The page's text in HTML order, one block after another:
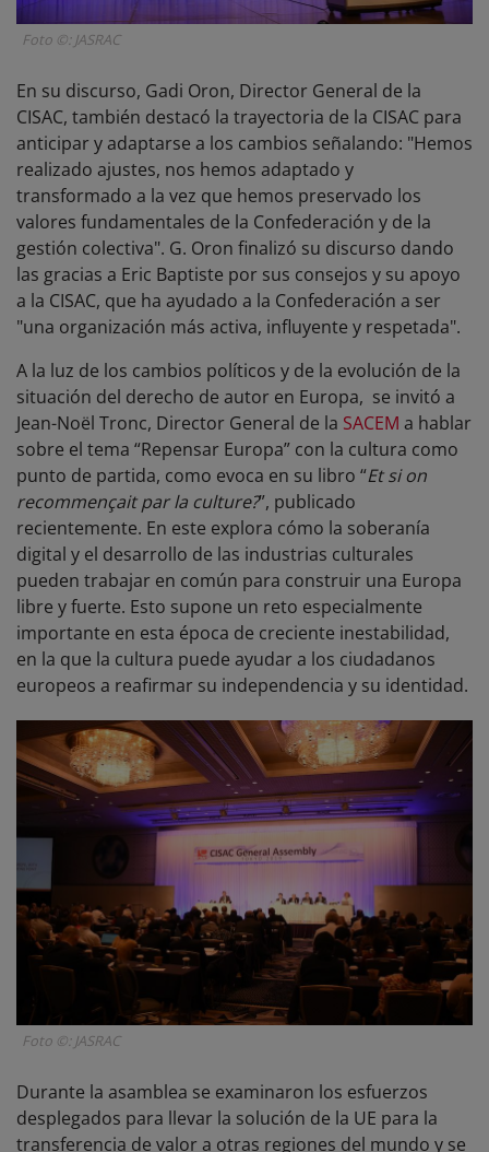
Foto ©: JASRAC
En su discurso, Gadi Oron, Director General de la
CISAC, también destacó la trayectoria de la CISAC para
anticipar y adaptarse a los cambios señalando: "Hemos
realizado ajustes, nos hemos adaptado y
transformado a la vez que hemos preservado los
valores fundamentales de la Confederación y de la
gestión colectiva". G. Oron finalizó su discurso dando
las gracias a Eric Baptiste por sus consejos y su apoyo
a la CISAC, que ha ayudado a la Confederación a ser
"una organización más activa, influyente y respetada".
A la luz de los cambios políticos y de la evolución de la
situación del derecho de autor en Europa, se invitó a
Jean-Noël Tronc, Director General de la SACEM a hablar
sobre el tema “Repensar Europa” con la cultura como
punto de partida, como evoca en su libro “Et si on
recommençait par la culture?”, publicado
recientemente. En este explora cómo la soberanía
digital y el desarrollo de las industrias culturales
pueden trabajar en común para construir una Europa
libre y fuerte. Esto supone un reto especialmente
importante en esta época de creciente inestabilidad,
en la que la cultura puede ayudar a los ciudadanos
europeos a reafirmar su independencia y su identidad.
Foto ©: JASRAC
Durante la asamblea se examinaron los esfuerzos
desplegados para llevar la solución de la UE para la
transferencia de valor a otras regiones del mundo y se